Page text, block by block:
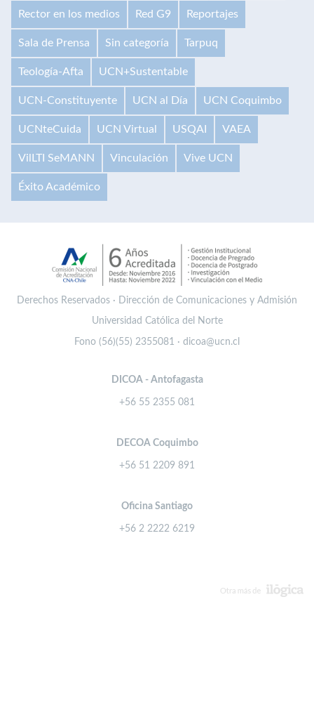
Rector en los medios Red G9 Reportajes
Sala de Prensa Sin categoría Tarpuq
Teología-Afta UCN+Sustentable
UCN-Constituyente UCN al Día UCN Coquimbo
UCNteCuida UCN Virtual USQAI VAEA
VilLTI SeMANN Vinculación Vive UCN
Éxito Académico
Derechos Reservados · Dirección de Comunicaciones y Admisión
Universidad Católica del Norte
Fono (56)(55) 2355081 · dicoa@ucn.cl
DICOA - Antofagasta
+56 55 2355 081
DECOA Coquimbo
+56 51 2209 891
Oficina Santiago
+56 2 2222 6219